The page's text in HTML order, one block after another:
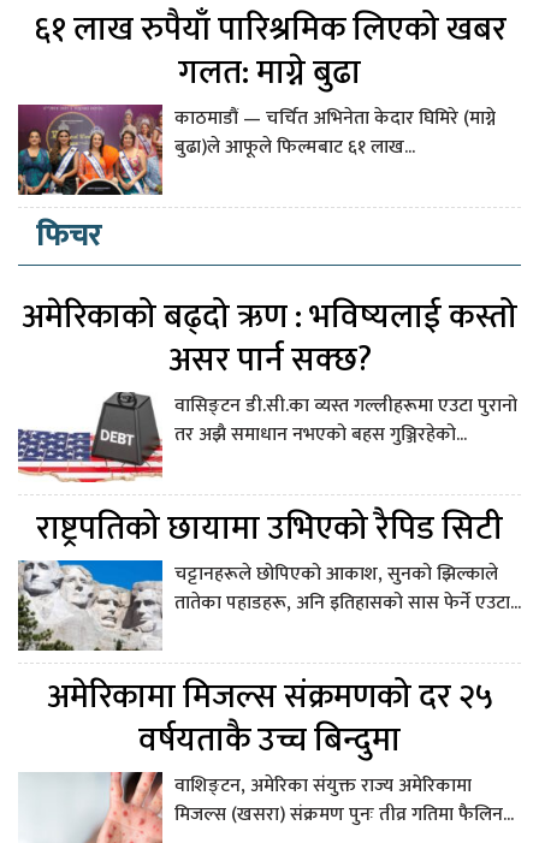
६१ लाख रुपैयाँ पारिश्रमिक लिएको खबर
गलत: माग्ने बुढा
काठमाडौं — चर्चित अभिनेता केदार घिमिरे (माग्ने
बुढा)ले आफूले फिल्मबाट ६१ लाख...
फिचर
अमेरिकाको बढ्दो ऋण : भविष्यलाई कस्तो
असर पार्न सक्छ?
वासिङ्टन डी.सी.का व्यस्त गल्लीहरूमा एउटा पुरानो
तर अझै समाधान नभएको बहस गुञ्जिरहेको...
राष्ट्रपतिको छायामा उभिएको रैपिड सिटी
चट्टानहरूले छोपिएको आकाश, सुनको झिल्काले
तातेका पहाडहरू, अनि इतिहासको सास फेर्ने एउटा...
अमेरिकामा मिजल्स संक्रमणको दर २५
वर्षयताकै उच्च बिन्दुमा
वाशिङ्टन, अमेरिका संयुक्त राज्य अमेरिकामा
मिजल्स (खसरा) संक्रमण पुनः तीव्र गतिमा फैलिन...